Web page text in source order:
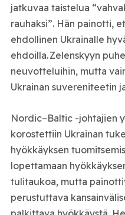
jatkuvaa taistelua
rauhaksi”. Hän painotti,
ehdollinen Ukrainalle
ehdoilla. Zelenskyyn
neuvotteluihin, mutta
Ukrainan suvereniteetin
Nordic–Baltic -johtajien
korostettiin Ukrainan
hyökkäyksen
lopettamaan
tulitaukoa, mutta
perustuttava